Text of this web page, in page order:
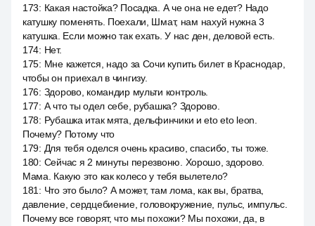
173: Какая настойка? Посадка. А че она не едет? Надо
катушку поменять. Поехали, Шмат, нам нахуй нужна 3
катушка. Если можно так ехать. У нас ден, деловой есть.
174: Нет.
175: Мне кажется, надо за Сочи купить билет в Краснодар,
чтобы он приехал в чингизу.
176: Здорово, командир мульти контроль.
177: А что ты одел себе, рубашка? Здорово.
178: Рубашка итак мята, дельфинчики и eto eto leon.
Почему? Потому что
179: Для тебя оделся очень красиво, спасибо, ты тоже.
180: Сейчас я 2 минуты перезвоню. Хорошо, здорово.
Мама. Какую это как колесо у тебя вылетело?
181 : Что это было? А может, там лома, как вы, братва,
давление, сердцебиение, головокружение, пульс, импульс.
Почему все говорят, что мы похожи? Мы похожи, да, в